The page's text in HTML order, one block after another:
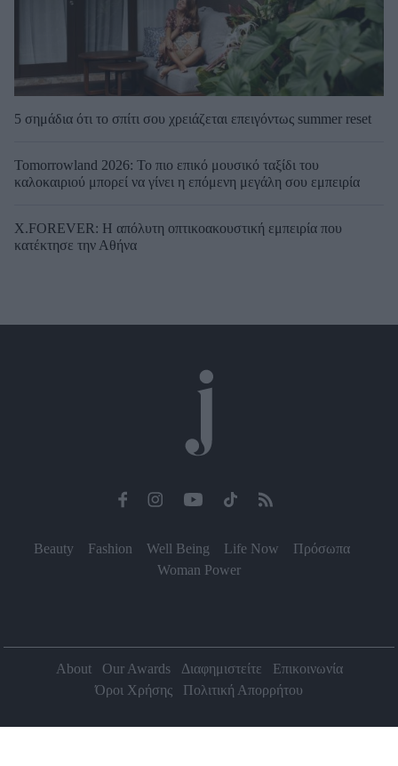
5 σημάδια ότι το σπίτι σου χρειάζεται επειγόντως summer reset
Tomorrowland 2026: Το πιο επικό μουσικό ταξίδι του
καλοκαιριού μπορεί να γίνει η επόμενη μεγάλη σου εμπειρία
X.FOREVER: Η απόλυτη οπτικοακουστική εμπειρία που
κατέκτησε την Αθήνα
Beauty Fashion Well Being Life Now
Πρόσωπα
Woman Power
About Our Awards Διαφημιστείτε
Επικοινωνία
Όροι Χρήσης
Πολιτική Απορρήτου